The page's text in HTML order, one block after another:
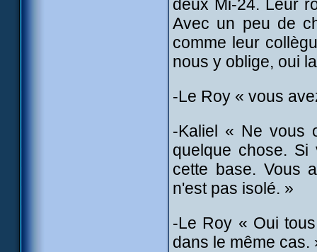
deux Mi-24. Leur
Avec un peu de
comme leur
nous y oblige, oui
-Le Roy « vous
-Kaliel « Ne vous
quelque chose.
cette base. Vous
n'est pas isolé. »
-Le Roy « Oui
dans le même cas.